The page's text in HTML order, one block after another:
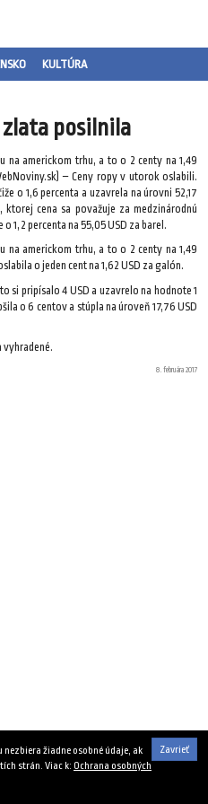
KULTÚRA
zlata posilnila
na americkom trhu, a to o 2 centy na 1,49
– Ceny ropy v utorok oslabili.
o 1,6 percenta a uzavrela na úrovni 52,17
ktorej cena sa považuje za medzinárodnú
1,2 percenta na 55,05 USD za barel.
na americkom trhu, a to o 2 centy na 1,49
o jeden cent na 1,62 USD za galón.
si pripísalo 4 USD a uzavrelo na hodnote 1
o 6 centov a stúpla na úroveň 17,76 USD
vyhradené.
8. februára 2017
Zavrieť
nezbiera žiadne osobné údaje, ak
strán. Viac k: Ochrana osobných